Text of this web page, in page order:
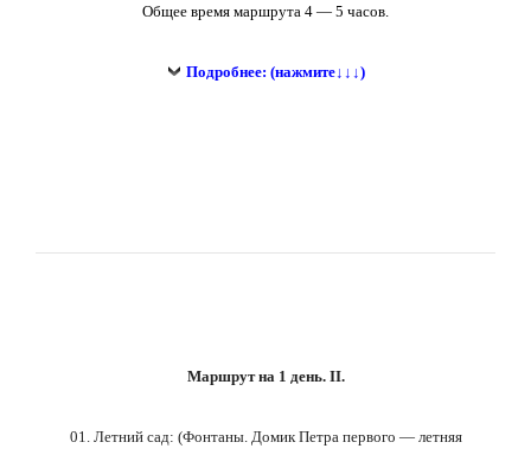
Общее время маршрута 4 — 5 часов.
Подробнее: (нажмите↓↓↓)
Маршрут на 1 день. II.
01. Летний сад: (Фонтаны. Домик Петра первого — летняя